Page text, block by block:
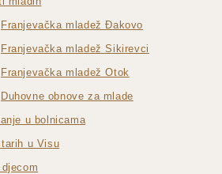
Franjevačka mladež Đakovo
Franjevačka mladež Sikirevci
Franjevačka mladež Otok
Duhovne obnove za mlade
u bolnicama
u Visu